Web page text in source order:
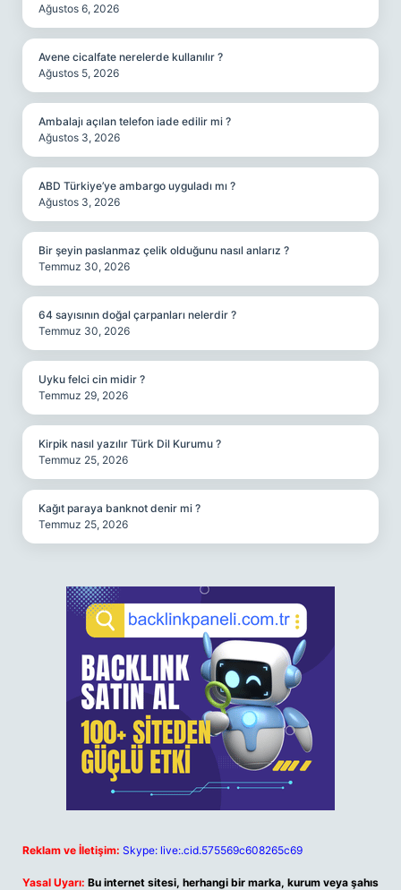
Ağustos 6, 2026
Avene cicalfate nerelerde kullanılır ?
Ağustos 5, 2026
Ambalajı açılan telefon iade edilir mi ?
Ağustos 3, 2026
ABD Türkiye’ye ambargo uyguladı mı ?
Ağustos 3, 2026
Bir şeyin paslanmaz çelik olduğunu nasıl anlarız ?
Temmuz 30, 2026
64 sayısının doğal çarpanları nelerdir ?
Temmuz 30, 2026
Uyku felci cin midir ?
Temmuz 29, 2026
Kirpik nasıl yazılır Türk Dil Kurumu ?
Temmuz 25, 2026
Kağıt paraya banknot denir mi ?
Temmuz 25, 2026
Reklam ve İletişim: Skype: live:.cid.575569c608265c69
Yasal Uyarı: Bu internet sitesi, herhangi bir marka, kurum veya şahıs